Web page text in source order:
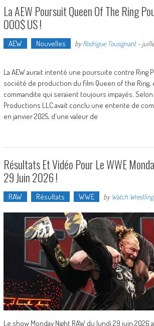
La AEW Poursuit Queen Of The Ring
000$ US !
AEW Nouvelles byRodrigue Tousignant-
La AEW aurait intenté une poursuite contre Ring
société de production du film Queen of the Ring,
commandite qui seraient toujours impayés. Selon
Productions LLC avait conclu une entente de
en janvier 2025, d'une valeur de
Résultats Et Vidéo Pour Le WWE
29 Juin 2026 !
RAW Résultats WWE by Watch Wrestling
Le show Monday Night RAW du lundi 29 juin 2026